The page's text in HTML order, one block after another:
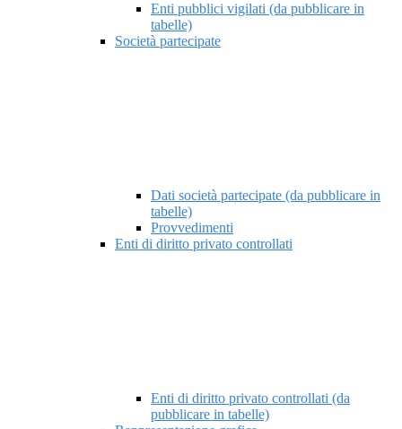
Enti pubblici vigilati (da pubblicare in
tabelle)
Società partecipate
Dati società partecipate (da pubblicare in
tabelle)
Provvedimenti
Enti di diritto privato controllati
Enti di diritto privato controllati (da
pubblicare in tabelle)